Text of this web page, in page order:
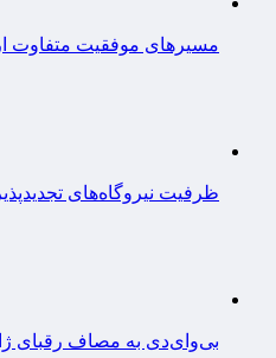
مسیرهای موفقیت متفاوت
ظرفیت نیروگاه‌های
بی‌وای‌دی به مصاف رقبای